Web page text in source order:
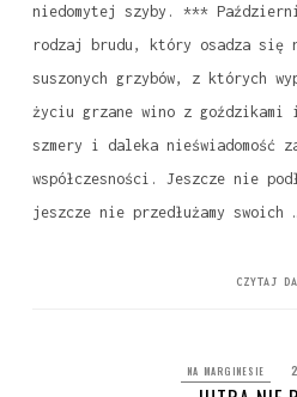
niedomytej szyby. ***
rodzaj brudu, który osadza się
suszonych grzybów, z których
życiu grzane wino z goździkami
szmery i daleka nieświadomość
współczesności. Jeszcze nie
jeszcze nie przedłużamy swoich …
CZYTAJ
NA MARGINESIE